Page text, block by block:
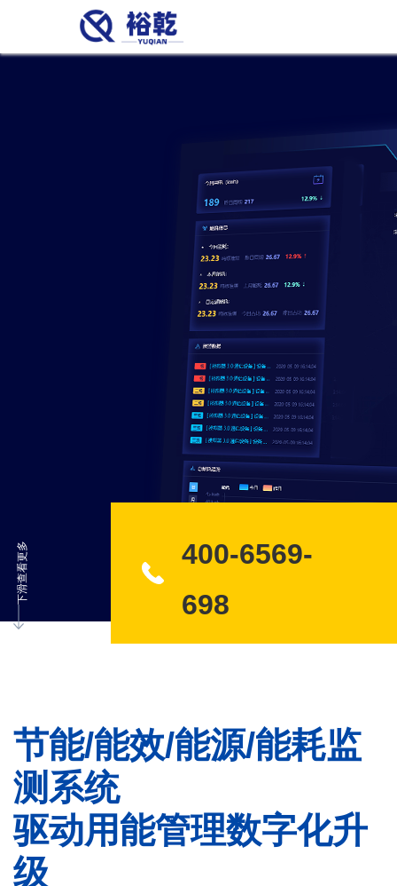
400-6569-
698
下滑查看更多
节能/能效/能源/能耗监
测系统
驱动用能管理数字化升
级